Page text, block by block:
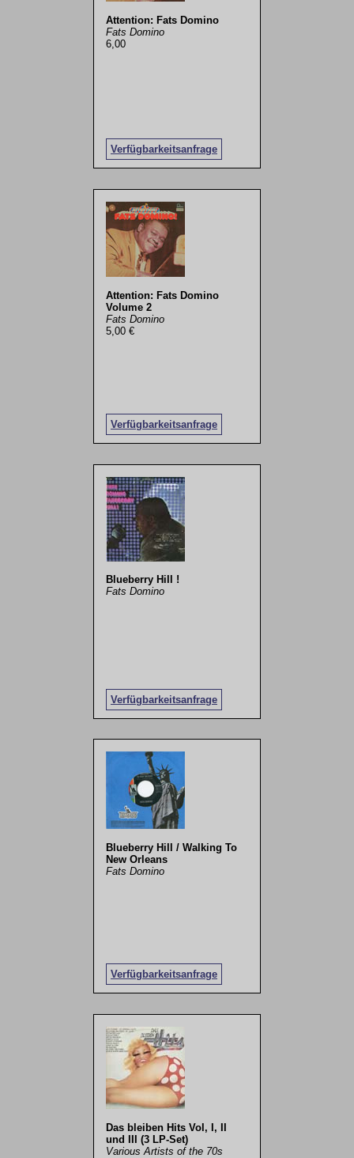
Attention: Fats Domino
Fats Domino
6,00
Verfügbarkeitsanfrage
Attention: Fats Domino
Volume 2
Fats Domino
5,00 €
Verfügbarkeitsanfrage
Blueberry Hill !
Fats Domino
Verfügbarkeitsanfrage
Blueberry Hill / Walking To
New Orleans
Fats Domino
Verfügbarkeitsanfrage
Das bleiben Hits Vol, I, II
und III (3 LP-Set)
Various Artists of the 70s